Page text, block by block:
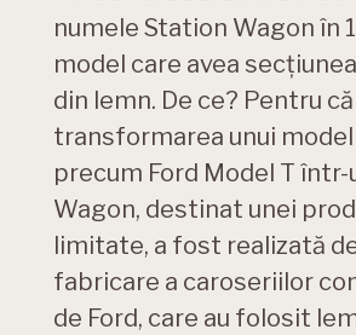
numele Station Wagon în
model care avea
din lemn. De ce? Pentru că
transformarea unui
precum Ford Model T
Wagon, destinat unei
limitate, a fost realizată
fabricare a caroseriilor
de Ford, care au folosit